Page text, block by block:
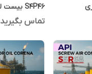
S4P46 بیست لیتری
تماس بگیرید